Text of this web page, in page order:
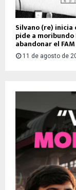
Silvano (re) inicia
pide a moribundo
abandonar el FAM
11 de agosto de